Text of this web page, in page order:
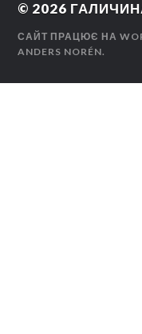
© 2026
САЙТ ПРАЦЮЄ НА
ANDERS NORÉN.